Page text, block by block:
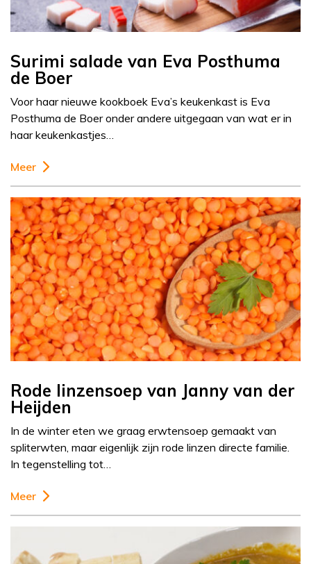
Surimi salade van Eva Posthuma
de Boer
Voor haar nieuwe kookboek Eva’s keukenkast is Eva
Posthuma de Boer onder andere uitgegaan van wat er in
haar keukenkastjes…
Meer
Rode linzensoep van Janny van der
Heijden
In de winter eten we graag erwtensoep gemaakt van
spliterwten, maar eigenlijk zijn rode linzen directe familie.
In tegenstelling tot…
Meer